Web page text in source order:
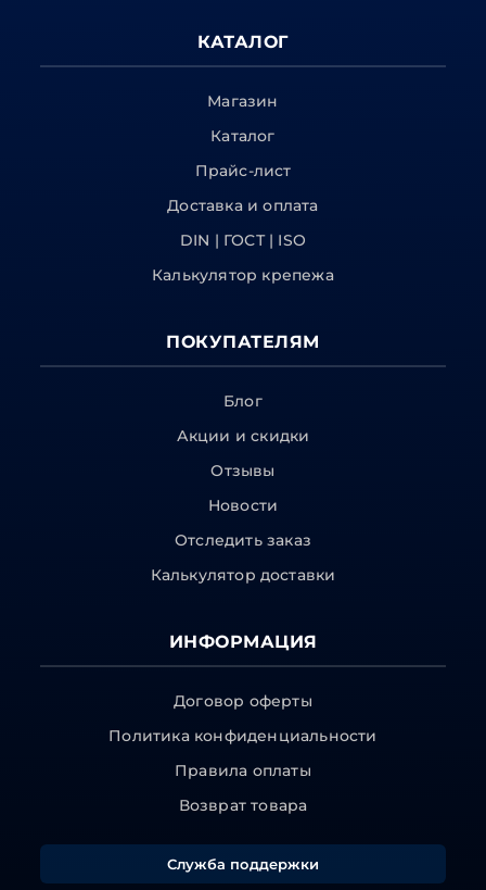
КАТАЛОГ
Магазин
Каталог
Прайс-лист
Доставка и оплата
DIN | ГОСТ | ISO
Калькулятор крепежа
ПОКУПАТЕЛЯМ
Блог
Акции и скидки
Отзывы
Новости
Отследить заказ
Калькулятор доставки
ИНФОРМАЦИЯ
Договор оферты
Политика конфиденциальности
Правила оплаты
Возврат товара
Служба поддержки